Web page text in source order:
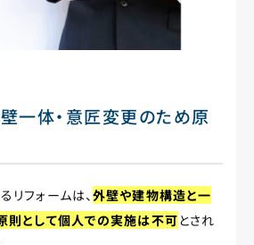
一体・意匠変更のため原
リフォームは、外壁や建物構造と一
則として個人での実施は不可とされ